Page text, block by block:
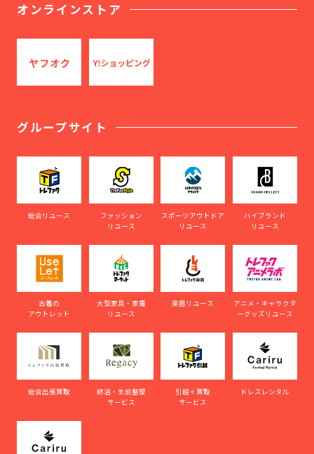
オンラインストア
グループサイト
総合リユース
ファッション
リユース
スポーツアウトドア
リユース
ハイブランド
リユース
古着の
アウトレット
大型家具・家電
リユース
楽器リユース
アニメ・キャラクタ
ーグッズリユース
総合出張買取
終活・生前整理
サービス
引越＋買取
サービス
ドレスレンタル